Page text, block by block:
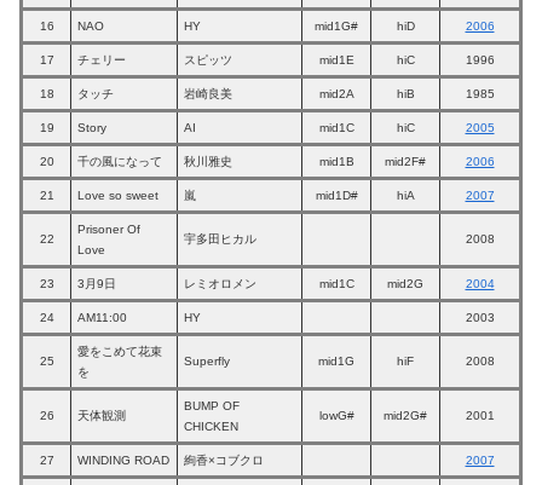
16 NAO HY mid1G# hiD 2006
17 チェリー スピッツ mid1E hiC 1996
18 タッチ 岩崎良美 mid2A hiB 1985
19 Story AI mid1C hiC 2005
20 千の風になって 秋川雅史 mid1B mid2F# 2006
21 Love so sweet 嵐 mid1D# hiA 2007
22
Prisoner Of
Love
宇多田ヒカル 2008
23 3月9日 レミオロメン mid1C mid2G 2004
24 AM11:00 HY 2003
25
愛をこめて花束
を
Superfly mid1G hiF 2008
26 天体観測
BUMP OF
CHICKEN
lowG# mid2G# 2001
27 WINDING ROAD 絢香×コブクロ 2007